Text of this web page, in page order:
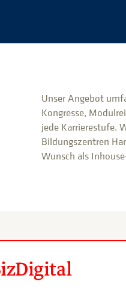
Unser Angebot
Kongresse,
jede Karrierestufe.
Bildungszentren
Wunsch als